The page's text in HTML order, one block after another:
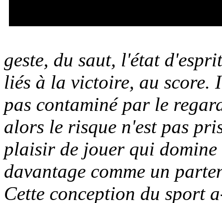
geste, du saut, l'état
liés à la victoire, au score.
pas contaminé par le
alors le risque n'est pas
plaisir de jouer qui
davantage comme un
Cette conception du sport